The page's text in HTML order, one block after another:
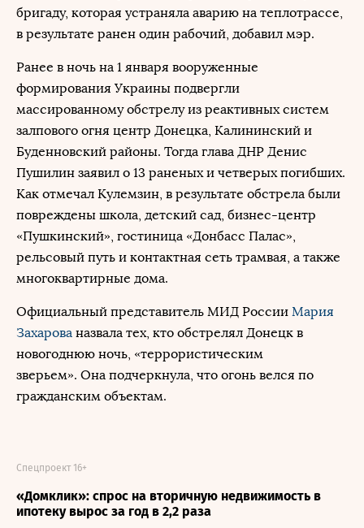
бригаду, которая устраняла аварию на теплотрассе,
в результате ранен один рабочий, добавил мэр.
Ранее в ночь на 1 января вооруженные
формирования Украины подвергли
массированному обстрелу из реактивных систем
залпового огня центр Донецка, Калининский и
Буденновский районы. Тогда глава ДНР Денис
Пушилин заявил о 13 раненых и четверых погибших.
Как отмечал Кулемзин, в результате обстрела были
повреждены школа, детский сад, бизнес-центр
«Пушкинский», гостиница «Донбасс Палас»,
рельсовый путь и контактная сеть трамвая, а также
многоквартирные дома.
Официальный представитель МИД России Мария
Захарова назвала тех, кто обстрелял Донецк в
новогоднюю ночь, «террористическим
зверьем». Она подчеркнула, что огонь велся по
гражданским объектам.
«Домклик»: спрос на вторичную недвижимость в
ипотеку вырос за год в 2,2 раза
Спецпроект 16+